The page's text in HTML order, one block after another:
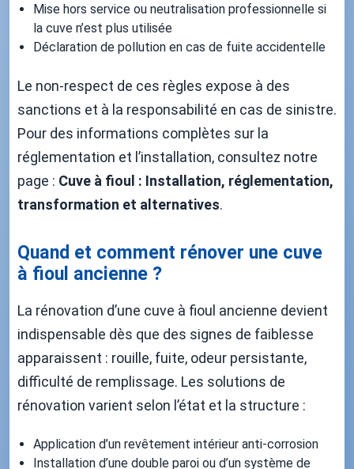
Mise hors service ou neutralisation professionnelle si
la cuve n’est plus utilisée
Déclaration de pollution en cas de fuite accidentelle
Le non-respect de ces règles expose à des
sanctions et à la responsabilité en cas de sinistre.
Pour des informations complètes sur la
réglementation et l’installation, consultez notre
page : Cuve à fioul : Installation, réglementation,
transformation et alternatives.
Quand et comment rénover une cuve
à fioul ancienne ?
La rénovation d’une cuve à fioul ancienne devient
indispensable dès que des signes de faiblesse
apparaissent : rouille, fuite, odeur persistante,
difficulté de remplissage. Les solutions de
rénovation varient selon l’état et la structure :
Application d’un revêtement intérieur anti-corrosion
Installation d’une double paroi ou d’un système de